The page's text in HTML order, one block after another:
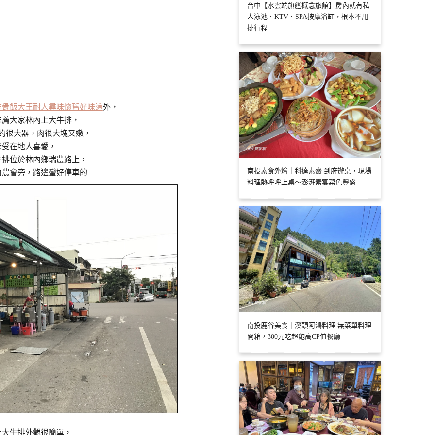
飯大王耐人尋味懷舊好味道外，
大家林內上大牛排，
很大器，肉很大塊又嫩，
受在地人喜愛，
位於林內鄉瑞農路上，
會旁，路邊蠻好停車的
牛排外觀很簡單，
台中【水雲端旗艦概念旅館】房內就有私
人泳池、KTV、SPA按摩浴缸，根本不用
排行程
南投素食外燴｜科達素齋 到府辦桌，現場
料理熱呼呼上桌～澎湃素宴菜色豐盛
南投鹿谷美食｜溪頭阿鴻料理 無菜單料理
開箱，300元吃超飽高CP值餐廳